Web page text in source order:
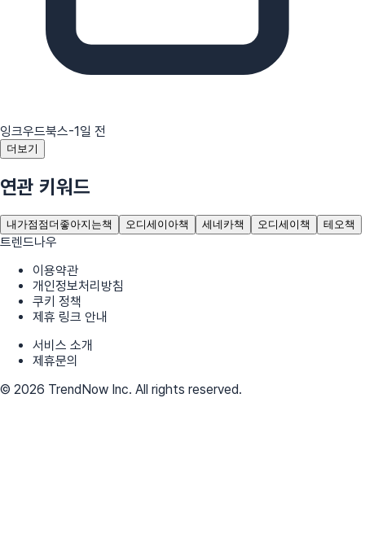
잉크우드북스-1일 전
더보기
연관 키워드
내가점점더좋아지는책 오디세이아책 세네카책 오디세이책 테오책
트렌드나우
이용약관
개인정보처리방침
쿠키 정책
제휴 링크 안내
서비스 소개
제휴문의
© 2026 TrendNow Inc. All rights reserved.